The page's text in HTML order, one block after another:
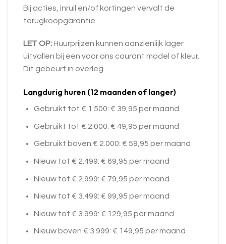
Bij acties, inruil en/of kortingen vervalt de
terugkoopgarantie.
LET OP:Huurprijzen kunnen aanzienlijk lager
uitvallen bij een voor ons courant model of kleur.
Dit gebeurt in overleg.
Langdurig huren (12 maanden of langer)
Gebruikt tot € 1.500: € 39,95 per maand
Gebruikt tot € 2.000: € 49,95 per maand
Gebruikt boven € 2.000: € 59,95 per maand
Nieuw tot € 2.499: € 69,95 per maand
Nieuw tot € 2.999: € 79,95 per maand
Nieuw tot € 3.499: € 99,95 per maand
Nieuw tot € 3.999: € 129,95 per maand
Nieuw boven € 3.999: € 149,95 per maand